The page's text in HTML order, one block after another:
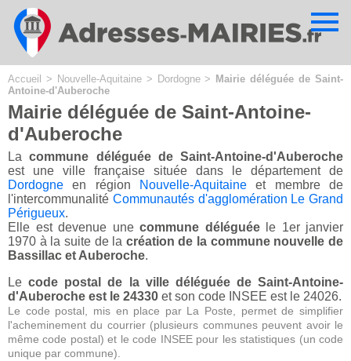
Accueil > Nouvelle-Aquitaine> Dordogne> Mairie déléguée de Saint-
Antoine-d'Auberoche
Mairie déléguée de Saint-Antoine-
d'Auberoche
Lacommune déléguée de Saint-Antoine-d'Auberoche
est une ville française située dans le département de
Dordogne en région Nouvelle-Aquitaine et membre de
l'intercommunalité Communautés d'agglomération Le Grand
Périgueux.
Elle est devenue une commune déléguéele 1er janvier
1970 à la suite de la création de la commune nouvelle de
Bassillac et Auberoche.
Lecode postal de la ville déléguée de Saint-Antoine-
d'Auberoche est le 24330 et son code INSEE est le 24026.
Le code postal, mis en place par La Poste, permet de simplifier
l'acheminement du courrier (plusieurs communes peuvent avoir le
même code postal) et le code INSEE pour les statistiques (un code
unique par commune).
Cookies management panel